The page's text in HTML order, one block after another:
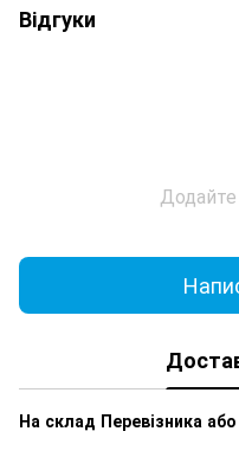
Відгуки
На склад Перевізника